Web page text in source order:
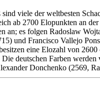
sind viele der weltbesten
ab 2700 Elopunkten an
an; es folgen Radoslaw
und Francisco Vallejo
eine Elozahl von
deutschen Farben
Donchenko (2569,